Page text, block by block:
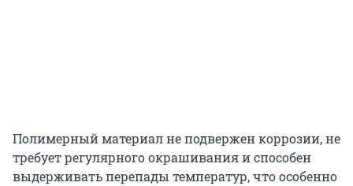
Полимерный материал не подвержен коррозии, не
требует регулярного окрашивания и способен
выдерживать перепады температур, что особенно